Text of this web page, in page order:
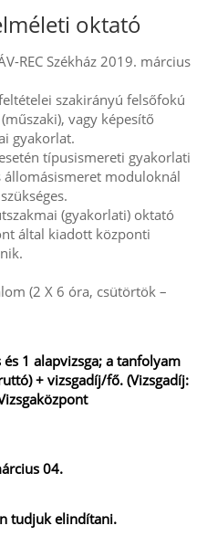
oktató
REC Székház 2019. március
szakirányú felsőfokú
vagy képesítő
gyakorlat.
típusismereti gyakorlati
állomásismeret moduloknál
(gyakorlati) oktató
által kiadott központi
(2 X 6 óra, csütörtök –
1 alapvizsga; a tanfolyam
+ vizsgadíj/fő. (Vizsgadíj:
04.
tudjuk elindítani.